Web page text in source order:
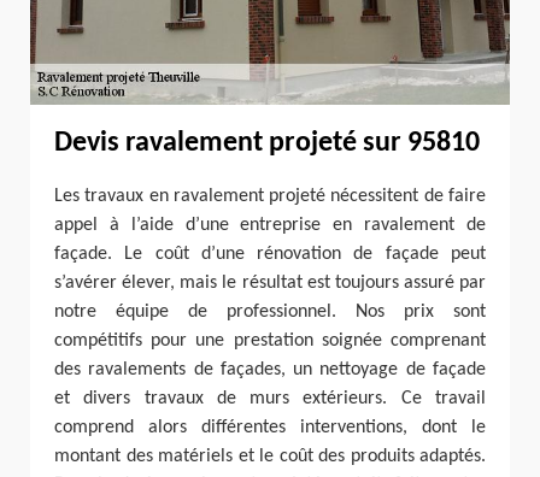
Devis ravalement projeté sur 95810
Les travaux en ravalement projeté nécessitent de faire
appel à l’aide d’une entreprise en ravalement de
façade. Le coût d’une rénovation de façade peut
s’avérer élever, mais le résultat est toujours assuré par
notre équipe de professionnel. Nos prix sont
compétitifs pour une prestation soignée comprenant
des ravalements de façades, un nettoyage de façade
et divers travaux de murs extérieurs. Ce travail
comprend alors différentes interventions, dont le
montant des matériels et le coût des produits adaptés.